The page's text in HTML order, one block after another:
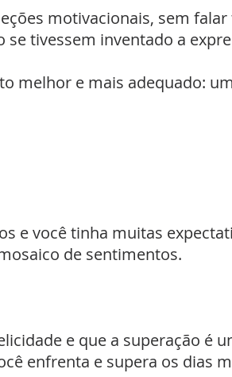
motivacionais, sem
tivessem inventado a
melhor e mais adequado: um
e você tinha muitas
de sentimentos.
e que a superação é
enfrenta e supera os dias